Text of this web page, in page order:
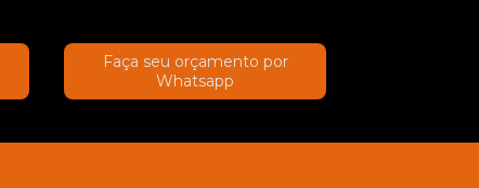
Faça seu orçamento por
Whatsapp